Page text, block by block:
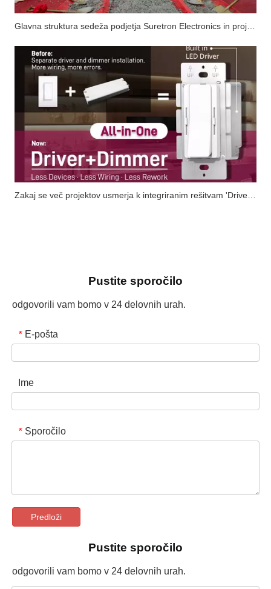
Zakaj se več projektov usmerja k integriranim rešitvam 'Driver+Dimmer'?
Pustite sporočilo
odgovorili vam bomo v 24 delovnih urah.
* E-pošta
Ime
* Sporočilo
Predloži
Pustite sporočilo
odgovorili vam bomo v 24 delovnih urah.